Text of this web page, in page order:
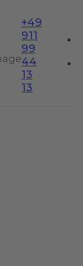
+49
911
99
44
13
13